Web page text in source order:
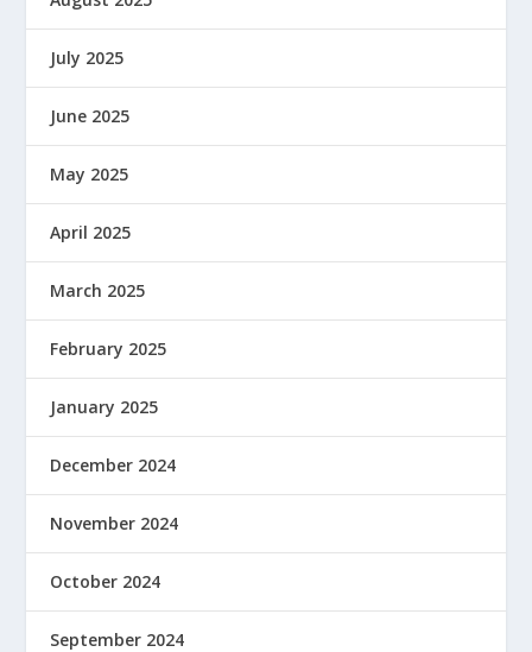
July 2025
June 2025
May 2025
April 2025
March 2025
February 2025
January 2025
December 2024
November 2024
October 2024
September 2024